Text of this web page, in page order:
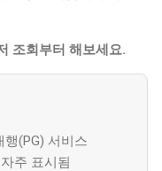
조회부터 해보세요.
(PG) 서비스
주 표시됨